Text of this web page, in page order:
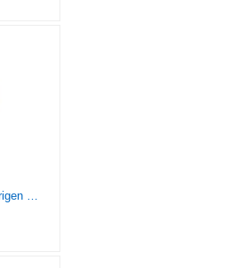
Whisky Estremeñu | Origen Extremadura | 70 cl |Maduración mínima de 36 meses